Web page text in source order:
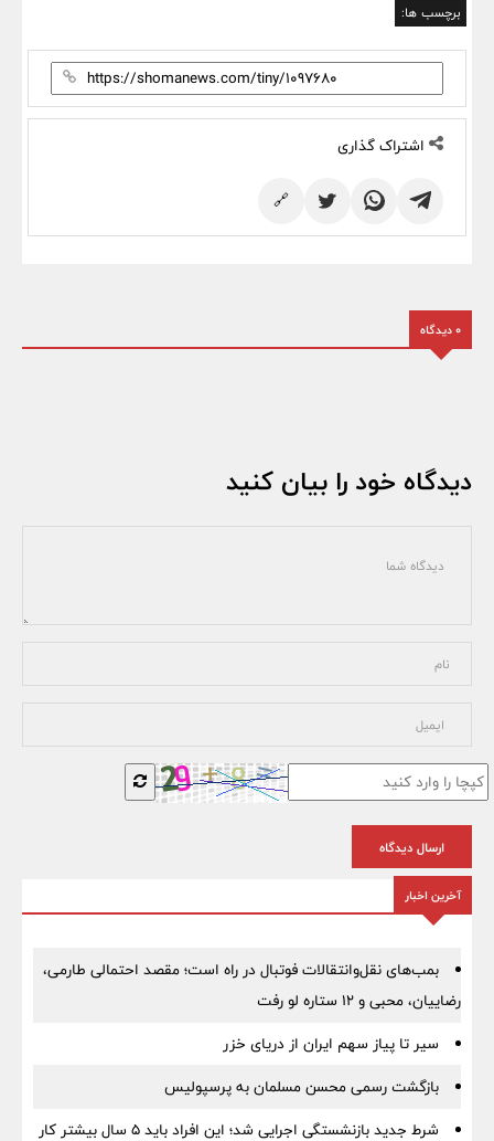
برچسب ها:
اشتراک گذاری
🔗
0 دیدگاه
دیدگاه خود را بیان کنید
ارسال دیدگاه
آخرین اخبار
بمب‌های نقل‌وانتقالات فوتبال در راه است؛ مقصد احتمالی طارمی،
رضاییان، محبی و ۱۲ ستاره لو رفت
سیر تا پیاز سهم ایران از دریای خزر
بازگشت رسمی محسن مسلمان به پرسپولیس
شرط جدید بازنشستگی اجرایی شد؛ این افراد باید ۵ سال بیشتر کار